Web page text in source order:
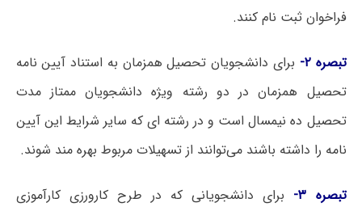
فراخوان ثبت نام کنند.
تبصره ۲-
برای دانشجویان تحصیل همزمان به استناد آیین نامه
تحصیل همزمان در دو رشته ویژه دانشجویان ممتاز مدت
تحصیل ده نیمسال است و در رشته ای که سایر شرایط این آیین
نامه را داشته باشند می‌توانند از تسهیلات مربوط بهره مند شوند.
تبصره ۳-
برای دانشجویانی که در طرح کارورزی کارآموزی